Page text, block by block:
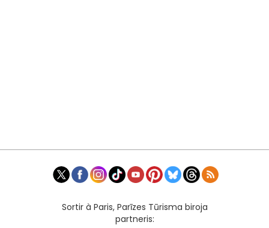
Sortir à Paris, Parīzes Tūrisma biroja
partneris: